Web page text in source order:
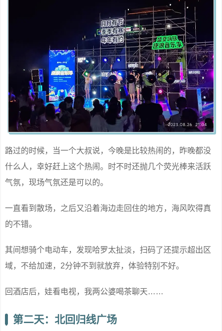
路过的时候，当一个大叔说，今晚是比较热闹的，昨晚都没
什么人，幸好赶上这个热闹。时不时还抛几个荧光棒来活跃
气氛，现场气氛还是可以的。
一直看到散场，之后又沿着海边走回住的地方，海风吹得真
的不错。
其间想骑个电动车，发现哈罗太扯淡，扫码了还提示超出区
域，不给加速，2分钟不到就放弃，体验特别不好。
回酒店后，娃看电视，我两公婆喝茶聊天……
第二天：北回归线广场